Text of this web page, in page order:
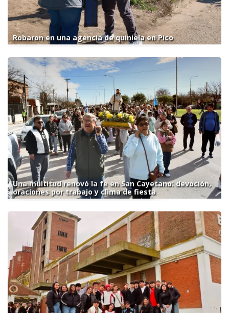
Robaron en una agencia de quiniela en Pico
Una multitud renovó la fe en San Cayetano: devoción,
oraciones por trabajo y clima de fiesta